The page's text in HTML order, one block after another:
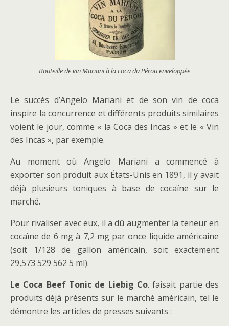
Bouteille de vin Mariani à la coca du Pérou enveloppée
Le succès d’Angelo Mariani et de son vin de coca
inspire la concurrence et différents produits similaires
voient le jour, comme « la Coca des Incas » et le « Vin
des Incas », par exemple.
Au moment où Angelo Mariani a commencé à
exporter son produit aux États-Unis en 1891, il y avait
déjà plusieurs toniques à base de cocaïne sur le
marché.
Pour rivaliser avec eux, il a dû augmenter la teneur en
cocaïne de 6 mg à 7,2 mg par once liquide américaine
(soit 1/128 de gallon américain, soit exactement
29,573 529 562 5 ml).
Le Coca Beef Tonic de Liebig Co. faisait partie des
produits déjà présents sur le marché américain, tel le
démontre les articles de presses suivants :